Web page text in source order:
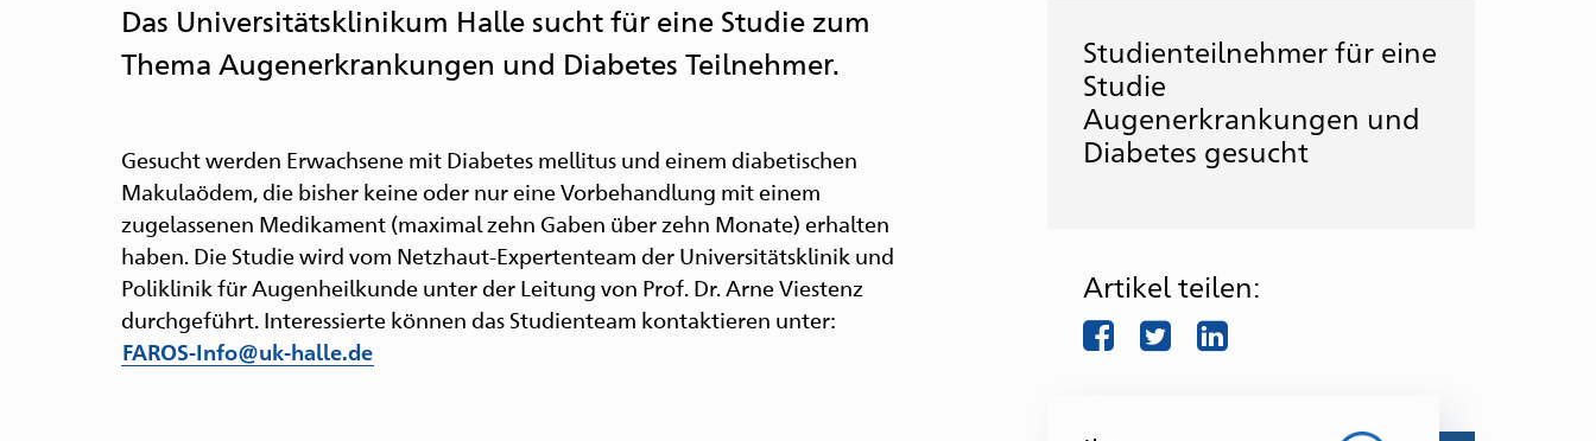
Hauptnavigation
Seitenanfang
Das Universitätsklinikum Halle sucht für eine Studie zum
Thema Augenerkrankungen und Diabetes Teilnehmer.
Gesucht werden Erwachsene mit Diabetes mellitus und einem diabetischen
Makulaödem, die bisher keine oder nur eine Vorbehandlung mit einem
zugelassenen Medikament (maximal zehn Gaben über zehn Monate) erhalten
haben. Die Studie wird vom Netzhaut-Expertenteam der Universitätsklinik und
Poliklinik für Augenheilkunde unter der Leitung von Prof. Dr. Arne Viestenz
durchgeführt. Interessierte können das Studienteam kontaktieren unter:
FAROS-Info@uk-halle.de
Studienteilnehmer für eine
Studie
Augenerkrankungen und
Diabetes gesucht
Artikel teilen:
facebook
twitterLinkedIn